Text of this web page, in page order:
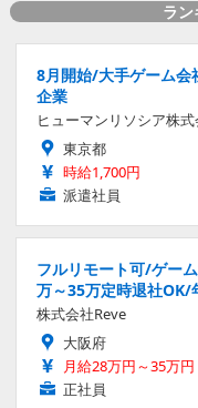
ラ
8月開始/大手ゲーム
企業
ヒューマンリソシア株式
東京都
時給1,700円
派遣社員
フルリモート可/ゲー
万～35万定時退社
株式会社Reve
大阪府
月給28万円～35万円
正社員